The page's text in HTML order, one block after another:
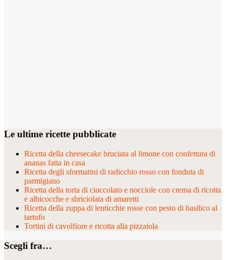
Le ultime ricette pubblicate
Ricetta della cheesecake bruciata al limone con confettura di
ananas fatta in casa
Ricetta degli sformatini di radicchio rosso con fonduta di
parmigiano
Ricetta della torta di cioccolato e nocciole con crema di ricotta
e albicocche e sbriciolata di amaretti
Ricetta della zuppa di lenticchie rosse con pesto di basilico al
tartufo
Tortini di cavolfiore e ricotta alla pizzaiola
Scegli fra…